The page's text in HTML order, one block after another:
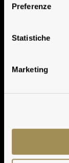
Preferenze
Statistiche
Marketing